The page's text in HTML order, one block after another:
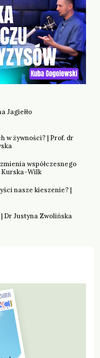
Jagiełło
w żywności? | Prof. dr
współczesnego
Kurska-Wilk
nasze kieszenie? |
Dr Justyna Zwolińska